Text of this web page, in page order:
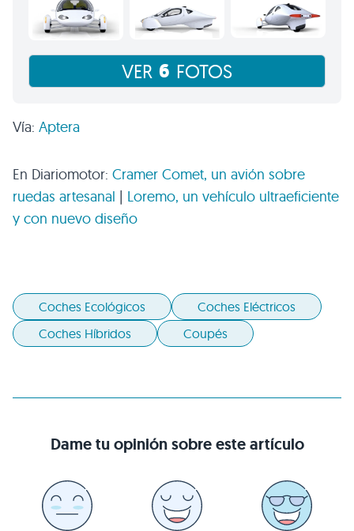
VER 6 FOTOS
Vía: Aptera
En Diariomotor: Cramer Comet, un avión sobre
ruedas artesanal | Loremo, un vehículo ultraeficiente
y con nuevo diseño
Coches Ecológicos
Coches Eléctricos
Coches Híbridos
Coupés
Dame tu opinión sobre este artículo